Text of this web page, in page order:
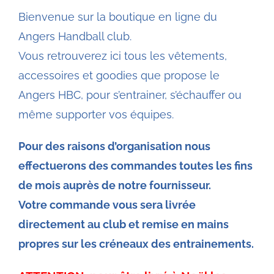
Bienvenue sur la boutique en ligne du
Angers Handball club.
Vous retrouverez ici tous les vêtements,
accessoires et goodies que propose le
Angers HBC, pour s’entrainer, s’échauffer ou
même supporter vos équipes.
Pour des raisons d’organisation nous
effectuerons des commandes toutes les fins
de mois auprès de notre fournisseur.
Votre commande vous sera livrée
directement au club et remise en mains
propres sur les créneaux des entrainements.